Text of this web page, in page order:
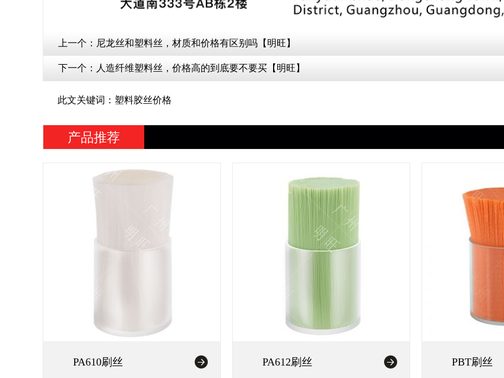
上一个： 尼龙丝和塑料丝，材质和价格有区别吗【明旺】
下一个： 人造纤维塑料丝，价格高的到底要不要买【明旺】
此文关键词：塑料胶丝价格
产品推荐
PA610刷丝 PA612刷丝 PBT刷丝